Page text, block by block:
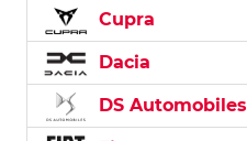
Cupra
Dacia
DS Automobiles